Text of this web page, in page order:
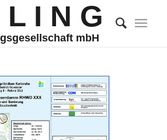
L I N G
mbH